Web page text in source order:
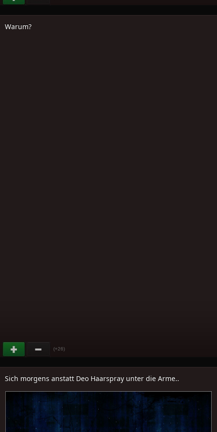
Warum?
(+26)
Sich morgens anstatt Deo Haarspray unter die Arme..